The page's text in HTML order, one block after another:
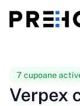
Comparații
7 cupoane
Verpex